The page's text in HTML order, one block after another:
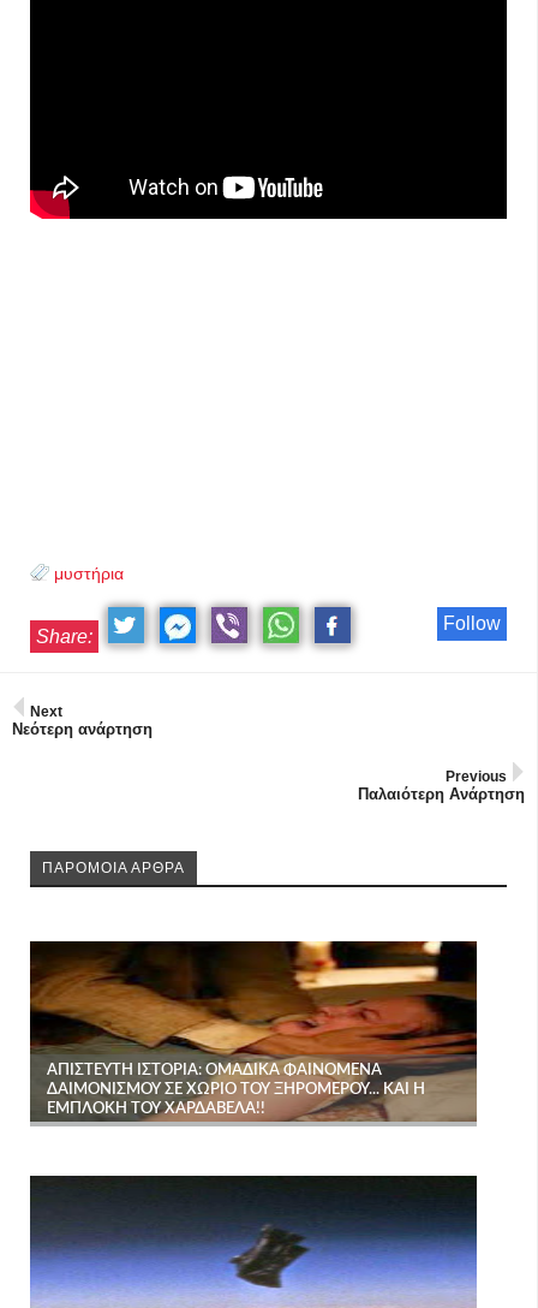
μυστήρια
Follow
Share:
Next
Νεότερη ανάρτηση
Previous
Παλαιότερη Ανάρτηση
ΠΑΡΟΜΟΙΑ ΑΡΘΡΑ